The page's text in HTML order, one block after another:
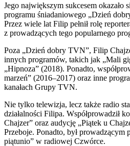
Jego największym sukcesem okazało
programu śniadaniowego „Dzień
Przez wiele lat Filip pełnił rolę
z prowadzących tego popularnego
Poza „Dzień dobry TVN”, Filip
innych programów, takich jak „Mali
„Hipnoza” (2018). Ponadto,
marzeń” (2016–2017) oraz inne
kanałach Grupy TVN.
Nie tylko telewizja, lecz także radio
działalności Filipa. Współprowadził
Chajzer” oraz audycję „Piątek u
Przeboje. Ponadto, był prowadzącym
piątunio” w radiowej Czwórce.